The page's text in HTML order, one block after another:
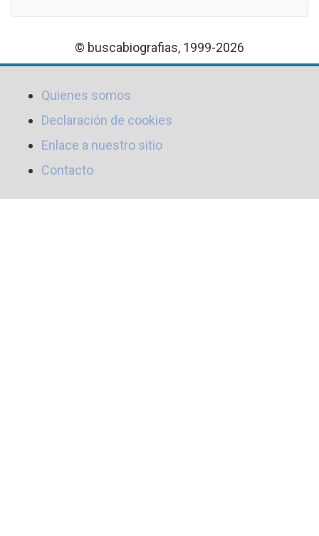
© buscabiografias, 1999-2026
Quienes somos
Declaración de cookies
Enlace a nuestro sitio
Contacto